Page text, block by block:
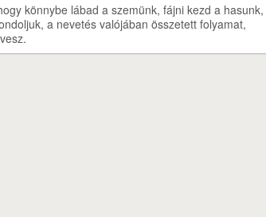
könnybe lábad a szemünk, fájni kezd a
a nevetés valójában összetett folyamat,